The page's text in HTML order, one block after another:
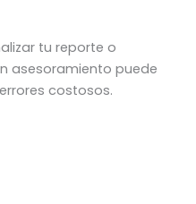
tu reporte o
asesoramiento puede
costosos.